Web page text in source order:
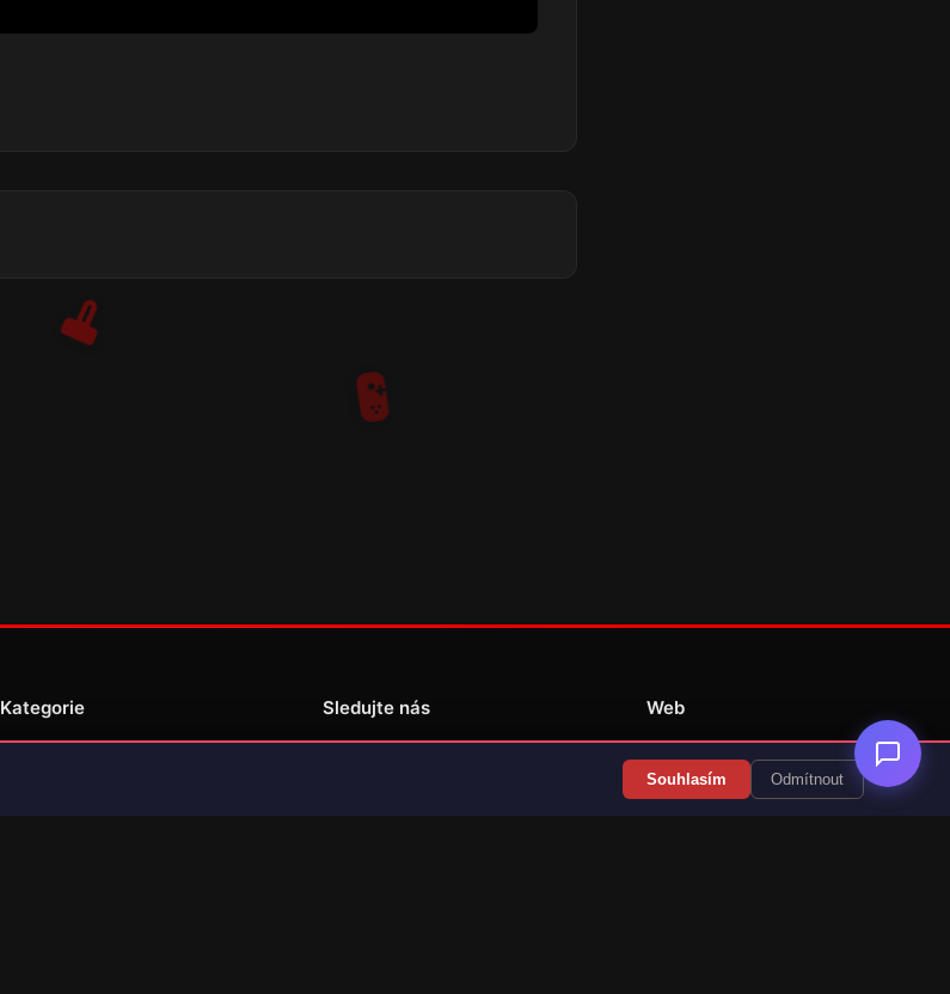
Kategorie Sledujte nás Web
Překlady her
Souhlasím Odmítnout